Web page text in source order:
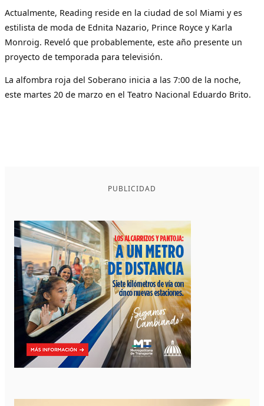
Actualmente, Reading reside en la ciudad de sol Miami y es
estilista de moda de Ednita Nazario, Prince Royce y Karla
Monroig. Reveló que probablemente, este año presente un
proyecto de temporada para televisión.
La alfombra roja del Soberano inicia a las 7:00 de la noche,
este martes 20 de marzo en el Teatro Nacional Eduardo Brito.
PUBLICIDAD